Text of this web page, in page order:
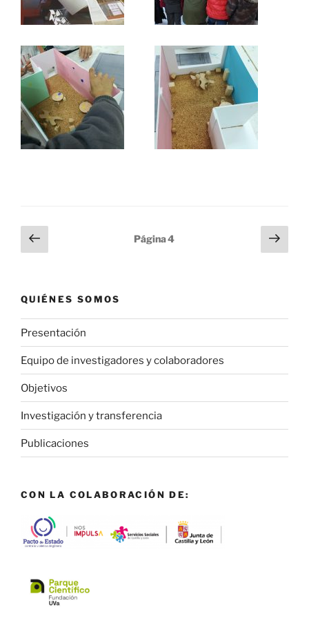
Paginación
de
Página
anterior
Página4
QUIÉNES SOMOS
Presentación
Equipo de investigadores y colaboradores
Objetivos
Investigación y transferencia
Publicaciones
CON LA COLABORACIÓN DE: